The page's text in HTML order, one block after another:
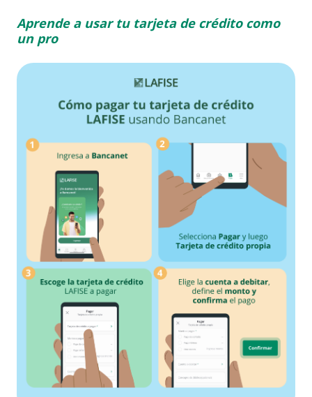
Aprende a usar tu tarjeta de crédito como
un pro